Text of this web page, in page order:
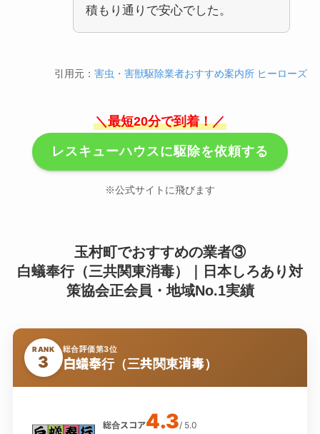
積もり通りで安心でした。
引用元：害虫・害獣駆除業者おすすめ案内所 ヒーローズ
＼最短20分で到着！／
レスキューハウスに駆除を依頼する
※公式サイトに飛びます
玉村町でおすすめの業者③
白蟻奉行（三共関東消毒）｜日本しろあり対
策協会正会員・地域No.1実績
RANK
3
総合評価第3位
白蟻奉行（三共関東消毒）
総合スコア4.3/ 5.0